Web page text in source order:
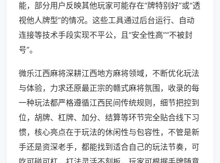
能，部分用户反映其他玩家可能存在“牌特别好”或“透
视他人牌型”的情况。这些工具通过后台运行、自动
连接等技术手段实现不平公，且“安全性高”“不被封
号”。
微乐江西麻将深耕江西地方麻将领域，不断优化玩法
与体验，力求还原最正宗的赣式麻将氛围，收录的每
一种玩法都严格遵循江西民间传统规则，细节把控到
位，胡牌、杠牌、加分、结算等环节完全贴合线下习
惯，核心亮点在于玩法的休闲性与包容性，不管是新
手还是资深老手，都能找到适合自己的玩法节奏，可